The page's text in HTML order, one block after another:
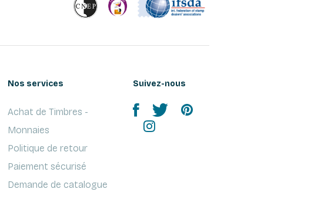
Nos services
Achat de Timbres -
Monnaies
Politique de retour
Paiement sécurisé
Demande de catalogue
Suivez-nous